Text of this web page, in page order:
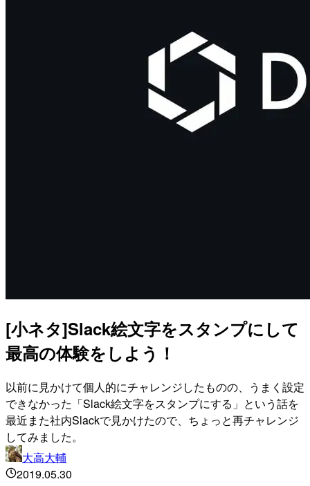
[小ネタ]Slack絵文字をスタンプにして
最高の体験をしよう！
以前に見かけて個人的にチャレンジしたものの、うまく設定
できなかった「Slack絵文字をスタンプにする」という話を
最近また社内Slackで見かけたので、ちょっと再チャレンジ
してみました。
大高大輔
2019.05.30